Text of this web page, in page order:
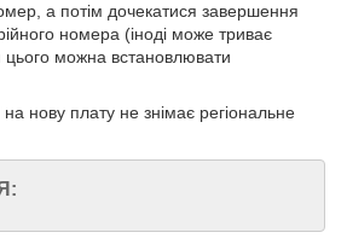
а потім дочекатися завершення
номера (іноді може триває
цього можна встановлювати
нову плату не знімає регіональне